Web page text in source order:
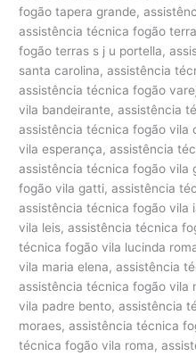
fogão tapera grande,
assistência técnica fogão
fogão terras s j u portella,
santa carolina, assistência
assistência técnica fogão
vila bandeirante, assistência
assistência técnica fogão vila
vila esperança, assistência
assistência técnica fogão vila
fogão vila gatti, assistência
assistência técnica fogão vila
vila leis, assistência técnica
técnica fogão vila lucinda
vila maria elena, assistência
assistência técnica fogão vila
vila padre bento, assistência
moraes, assistência técnica
técnica fogão vila roma,